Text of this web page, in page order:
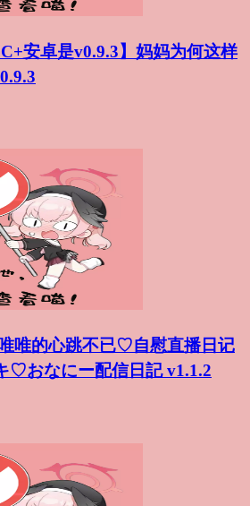
安卓是v0.9.3】妈妈为何这样
唯的心跳不已♡自慰直播日记
♡おなにー配信日記 v1.1.2